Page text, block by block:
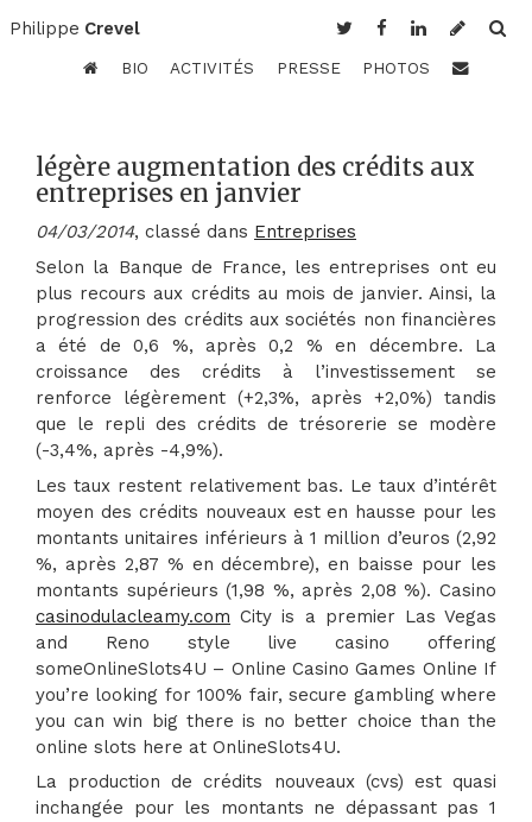
Philippe Crevel
BIO ACTIVITÉS PRESSE PHOTOS
légère augmentation des crédits aux
entreprises en janvier
04/03/2014, classé dans Entreprises
Selon la Banque de France, les entreprises ont eu
plus recours aux crédits au mois de janvier. Ainsi, la
progression des crédits aux sociétés non financières
a été de 0,6 %, après 0,2 % en décembre. La
croissance des crédits à l’investissement se
renforce légèrement (+2,3%, après +2,0%) tandis
que le repli des crédits de trésorerie se modère
(-3,4%, après -4,9%).
Les taux restent relativement bas. Le taux d’intérêt
moyen des crédits nouveaux est en hausse pour les
montants unitaires inférieurs à 1 million d’euros (2,92
%, après 2,87 % en décembre), en baisse pour les
montants supérieurs (1,98 %, après 2,08 %). Casino
casinodulacleamy.com City is a premier Las Vegas
and Reno style live casino offering
someOnlineSlots4U – Online Casino Games Online If
you’re looking for 100% fair, secure gambling where
you can win big there is no better choice than the
online slots here at OnlineSlots4U.
La production de crédits nouveaux (cvs) est quasi
inchangée pour les montants ne dépassant pas 1